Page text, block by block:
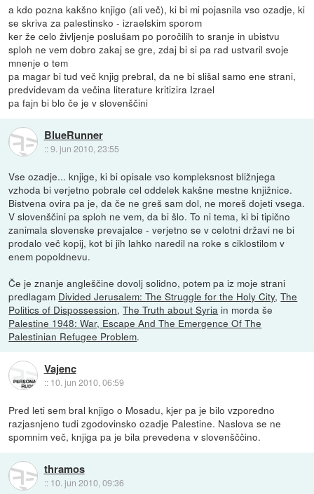
a kdo pozna kakšno knjigo (ali več), ki bi mi pojasnila vso ozadje, ki
se skriva za palestinsko - izraelskim sporom
ker že celo življenje poslušam po poročilih to sranje in ubistvu
sploh ne vem dobro zakaj se gre, zdaj bi si pa rad ustvaril svoje
mnenje o tem
pa magar bi tud več knjig prebral, da ne bi slišal samo ene strani,
predvidevam da večina literature kritizira Izrael
pa fajn bi blo če je v slovenščini
BlueRunner
::9. jun 2010, 23:55
Vse ozadje... knjige, ki bi opisale vso kompleksnost bližnjega
vzhoda bi verjetno pobrale cel oddelek kakšne mestne knjižnice.
Bistvena ovira pa je, da če ne greš sam dol, ne moreš dojeti vsega.
V slovenščini pa sploh ne vem, da bi šlo. To ni tema, ki bi tipično
zanimala slovenske prevajalce - verjetno se v celotni državi ne bi
prodalo več kopij, kot bi jih lahko naredil na roke s ciklostilom v
enem popoldnevu.
Če je znanje angleščine dovolj solidno, potem pa iz moje strani
predlagam Divided Jerusalem: The Struggle for the Holy City,The
Politics of Dispossession,The Truth about Syria in morda še
Palestine 1948: War, Escape And The Emergence Of The
Palestinian Refugee Problem.
Vajenc
:: 10. jun 2010, 06:59
Pred leti sem bral knjigo o Mosadu, kjer pa je bilo vzporedno
razjasnjeno tudi zgodovinsko ozadje Palestine. Naslova se ne
spomnim več, knjiga pa je bila prevedena v slovenšččino.
thramos
:: 10. jun 2010, 09:36